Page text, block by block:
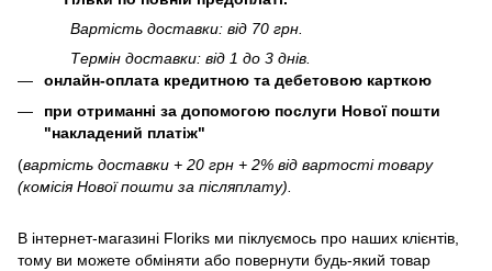
Вартість доставки: від 70 грн.
Термін доставки: від 1 до 3 днів.
онлайн-оплата кредитною та дебетовою карткою
при отриманні за допомогою послуги Нової пошти
"накладений платіж"
(вартість доставки + 20 грн + 2% від вартості товару
(комісія Нової пошти за післяплату).
В інтернет-магазині Floriks ми піклуємось про наших клієнтів,
тому ви можете обміняти або повернути будь-який товар